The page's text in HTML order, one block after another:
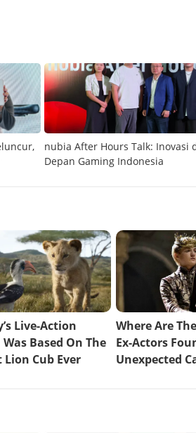
nubia After Hours Talk: Inovasi
Depan Gaming Indonesia